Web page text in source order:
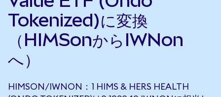
Tokenized)に変換
（HIMSonからIWNon
へ）
HIMSON/IWNON：1 HIMS & HERS HEALTH